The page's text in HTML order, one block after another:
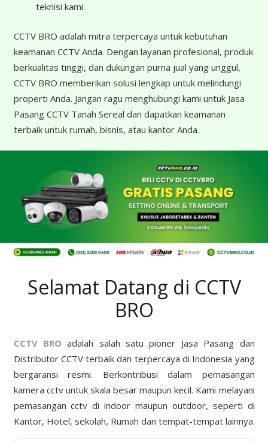
teknisi kami.
CCTV BRO adalah mitra terpercaya untuk kebutuhan
keamanan CCTV Anda. Dengan layanan profesional, produk
berkualitas tinggi, dan dukungan purna jual yang unggul,
CCTV BRO memberikan solusi lengkap untuk melindungi
properti Anda. Jangan ragu menghubungi kami untuk Jasa
Pasang CCTV Tanah Sereal dan dapatkan keamanan
terbaik untuk rumah, bisnis, atau kantor Anda.
Selamat Datang di CCTV
BRO
CCTV BRO adalah salah satu pioner Jasa Pasang dan
Distributor CCTV terbaik dan terpercaya di Indonesia yang
bergaransi resmi. Berkontribusi dalam pemasangan
kamera cctv untuk skala besar maupun kecil. Kami melayani
pemasangan cctv di indoor maupun outdoor, seperti di
Kantor, Hotel, sekolah, Rumah dan tempat-tempat lainnya.